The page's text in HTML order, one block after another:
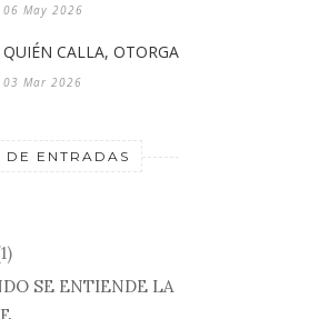
06 May 2026
QUIÉN CALLA, OTORGA
03 Mar 2026
DE ENTRADAS
SE ENTIENDE LA